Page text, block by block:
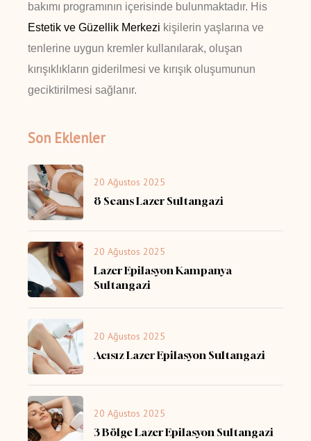
bakımı programının içerisinde bulunmaktadır. His
Estetik ve Güzellik Merkezi kişilerin yaşlarına ve
tenlerine uygun kremler kullanılarak, oluşan
kırışıklıkların giderilmesi ve kırışık oluşumunun
geciktirilmesi sağlanır.
Son Eklenler
20 Ağustos 2025
8 Seans Lazer Sultangazi
20 Ağustos 2025
Lazer Epilasyon Kampanya
Sultangazi
20 Ağustos 2025
Acısız Lazer Epilasyon Sultangazi
20 Ağustos 2025
3 Bölge Lazer Epilasyon Sultangazi